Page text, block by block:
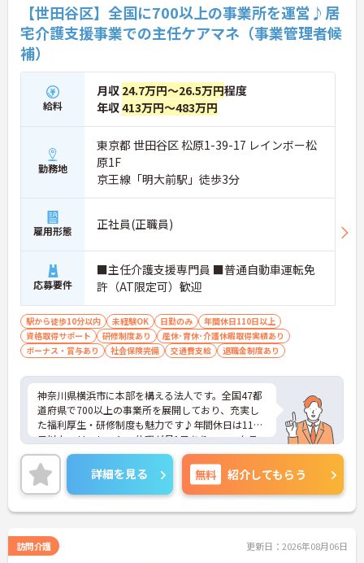
【世田谷区】全国に700以上の事業所を運営♪居
宅介護支援事業での主任ケアマネ（事業管理者候
補）
給料
月収 24.7万円～26.5万円程度
年収413万円～483万円
勤務地
東京都 世田谷区 松原1-39-17 レインボー松
原1F
京王線「明大前駅」徒歩3分
雇用形態 正社員(正職員)
応募要件
■主任介護支援専門員 ■普通自動車運転免
許（AT限定可）歓迎
駅から徒歩10分以内 未経験OK 日勤のみ
年間休日110日以上
資格取得サポート
研修制度あり
産休･育休･介護休暇取得実績あり
ボーナス・賞与あり
社会保険完備 交通費支給 退職金制度あり
神奈川県横浜市に本部を構える法人です。全国47都
道府県で700以上の事業所を展開しており、充実し
た福利厚生・研修制度も魅力です♪年間休日は110
日以上、リフレッシュ休暇が月1日あり、ワークラ
イフバランスを重視される方にもおすすめです。ご
興味のある方には、面接対策ポイントなど、さらに
詳細をお話しいたしますのでお気軽にご相談くださ
い！
詳細を見る 無料 紹介してもらう
訪問介護 更新日：2026年08月06日